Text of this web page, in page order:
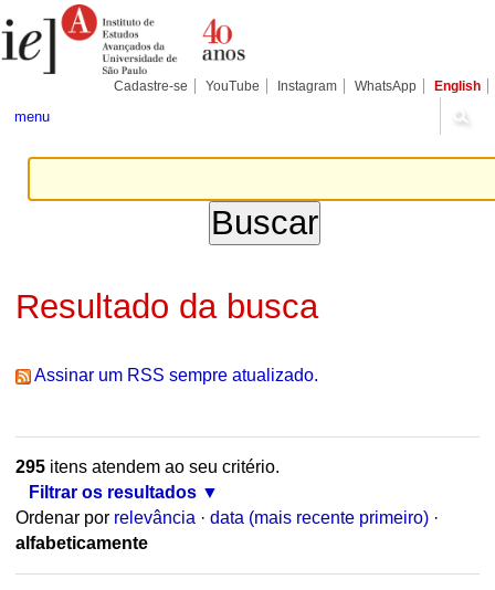
para
conteúdo.
Pessoais
Cadastre-se YouTube Instagram WhatsApp English
menu
Resultado da busca
Assinar um RSS sempre atualizado.
295itens atendem ao seu critério.
Filtrar os resultados
Ordenar por relevância · data (mais recente primeiro) ·
alfabeticamente